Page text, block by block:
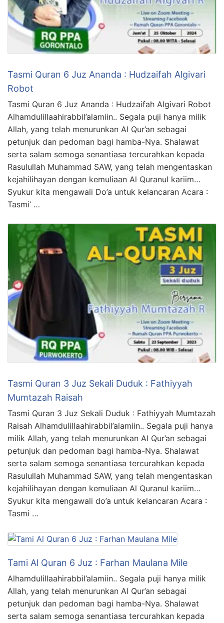
Tasmi Quran 6 Juz Ananda : Hudzaifah Algivari
Robot
Tasmi Quran 6 Juz Ananda : Hudzaifah Algivari Robot
Alhamdulillaahirabbil’alamiin.. Segala puji hanya milik
Allah, yang telah menurunkan Al Qur’an sebagai
petunjuk dan pedoman bagi hamba-Nya. Shalawat
serta salam semoga senantiasa tercurahkan kepada
Rasulullah Muhammad SAW, yang telah mengentaskan
kejahilihayan dengan kemuliaan Al Quranul kariim…
Syukur kita mengawali Do’a untuk kelancaran Acara :
Tasmi’ …
Tasmi Quran 3 Juz Sekali Duduk : Fathiyyah
Mumtazah Raisah
Tasmi Quran 3 Juz Sekali Duduk : Fathiyyah Mumtazah
Raisah Alhamdulillaahirabbil’alamiin.. Segala puji hanya
milik Allah, yang telah menurunkan Al Qur’an sebagai
petunjuk dan pedoman bagi hamba-Nya. Shalawat
serta salam semoga senantiasa tercurahkan kepada
Rasulullah Muhammad SAW, yang telah mengentaskan
kejahilihayan dengan kemuliaan Al Quranul kariim…
Syukur kita mengawali do’a untuk kelancaran Acara :
Tasmi …
Tami Al Quran 6 Juz : Farhan Maulana Mile
Alhamdulillaahirabbil’alamiin.. Segala puji hanya milik
Allah, yang telah menurunkan Al Qur’an sebagai
petunjuk dan pedoman bagi hamba-Nya. Shalawat
serta salam semoga senantiasa tercurahkan kepada